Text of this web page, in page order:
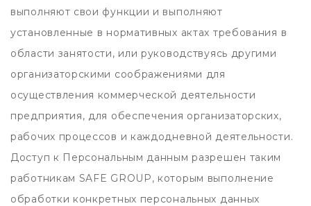
выполняют свои функции и выполняют
установленные в нормативных актах требования в
области занятости, или руководствуясь другими
организаторскими соображениями для
осуществления коммерческой деятельности
предприятия, для обеспечения организаторских,
рабочих процессов и каждодневной деятельности.
Доступ к Персональным данным разрешен таким
работникам SAFE GROUP, которым выполнение
обработки конкретных персональных данных